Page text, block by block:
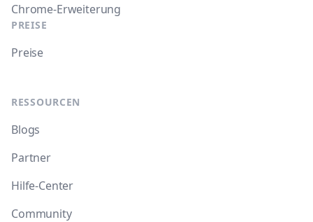
Chrome-Erweiterung
PREISE
Preise
RESSOURCEN
Blogs
Partner
Hilfe-Center
Community